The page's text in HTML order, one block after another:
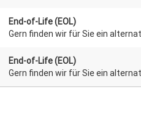
End-of-Life (EOL)
Gern finden wir für Sie ein
End-of-Life (EOL)
Gern finden wir für Sie ein